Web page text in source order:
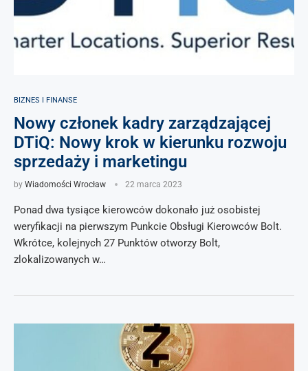
BIZNES I FINANSE
Nowy członek kadry zarządzającej
DTiQ: Nowy krok w kierunku rozwoju
sprzedaży i marketingu
by Wiadomości Wrocław 22 marca 2023
Ponad dwa tysiące kierowców dokonało już osobistej
weryfikacji na pierwszym Punkcie Obsługi Kierowców Bolt.
Wkrótce, kolejnych 27 Punktów otworzy Bolt,
zlokalizowanych w…